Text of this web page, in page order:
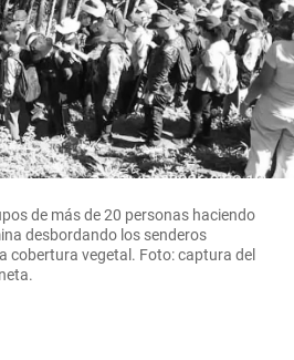
de más de 20 personas haciendo
desbordando los senderos
cobertura vegetal. Foto: captura del